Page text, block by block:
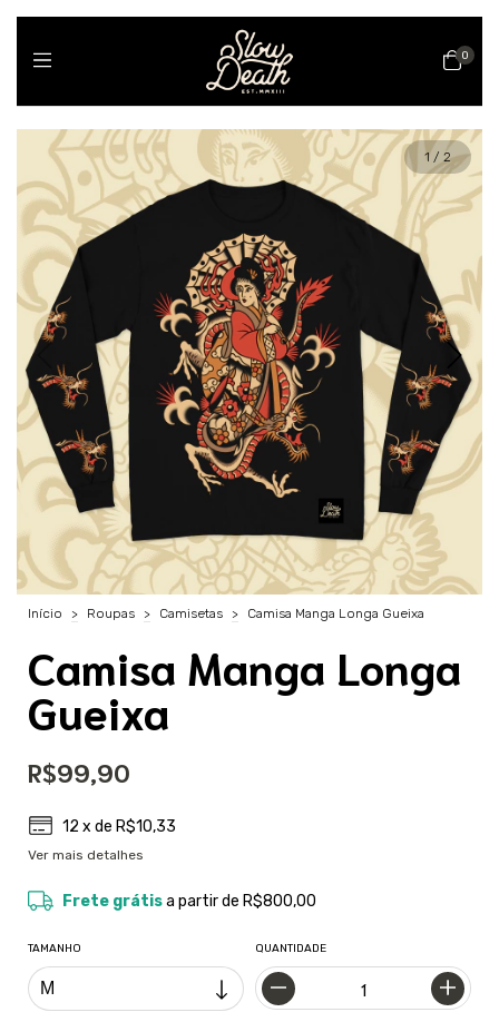
0
1 / 2
Início > Roupas > Camisetas > Camisa Manga Longa Gueixa
Camisa Manga Longa
Gueixa
R$99,90
12 x de R$10,33
Ver mais detalhes
Frete grátisa partir de R$800,00
TAMANHO QUANTIDADE